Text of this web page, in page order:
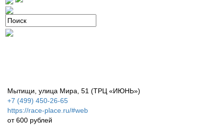
Мытищи, улица Мира, 51 (ТРЦ «ИЮНЬ»)
+7 (499) 450-26-65
https://race-place.ru/#web
от 600 рублей